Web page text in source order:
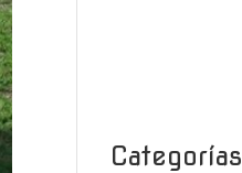
Categorías